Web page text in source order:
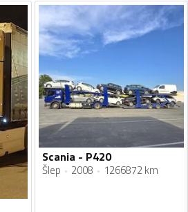
Scania - P420
Šlep 2008 1266872 km